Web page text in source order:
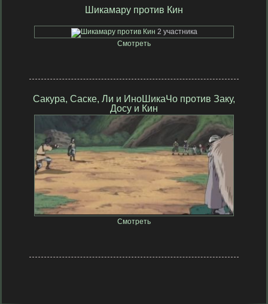
Шикамару против Кин
2 участника
Смотреть
Сакура, Саске, Ли и ИноШикаЧо против Заку,
Досу и Кин
9 участников
Смотреть